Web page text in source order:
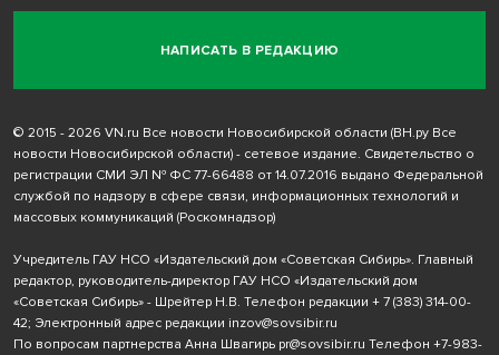
НАПИСАТЬ В РЕДАКЦИЮ
© 2015 - 2026 VN.ru Все новости Новосибирской области (ВН.ру Все
новости Новосибирской области) - сетевое издание. Свидетельство о
регистрации СМИ ЭЛ № ФС 77-66488 от 14.07.2016 выдано Федеральной
службой по надзору в сфере связи, информационных технологий и
массовых коммуникаций (Роскомнадзор)
Учредитель ГАУ НСО «Издательский дом «Советская Сибирь». Главный
редактор, руководитель-директор ГАУ НСО «Издательский дом
«Советская Сибирь» - Шрейтер Н.В. Телефон редакции + 7 (383) 314-00-
42; Электронный адрес редакции inzov@sovsibir.ru
По вопросам партнерства Анна Швагирь pr@sovsibir.ru Телефон +7-983-